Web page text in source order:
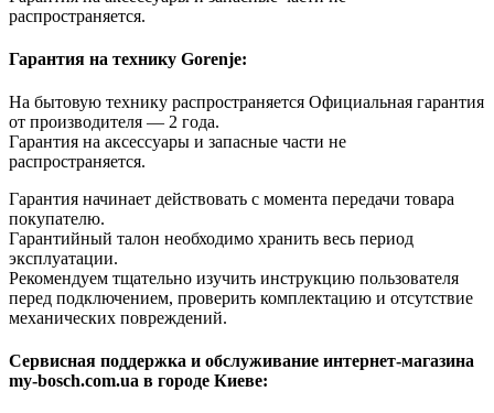
распространяется.
Гарантия на технику Gorenje:
На бытовую технику распространяется Официальная гарантия
от производителя — 2 года.
Гарантия на аксессуары и запасные части не
распространяется.
Гарантия начинает действовать с момента передачи товара
покупателю.
Гарантийный талон необходимо хранить весь период
эксплуатации.
Рекомендуем тщательно изучить инструкцию пользователя
перед подключением, проверить комплектацию и отсутствие
механических повреждений.
Сервисная поддержка и обслуживание интернет-магазина
my-bosch.com.ua в городе Киеве: